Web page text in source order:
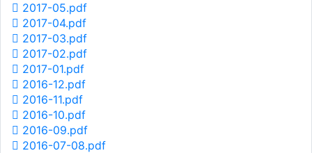
2017-05.pdf
2017-04.pdf
2017-03.pdf
2017-02.pdf
2017-01.pdf
2016-12.pdf
2016-11.pdf
2016-10.pdf
2016-09.pdf
2016-07-08.pdf